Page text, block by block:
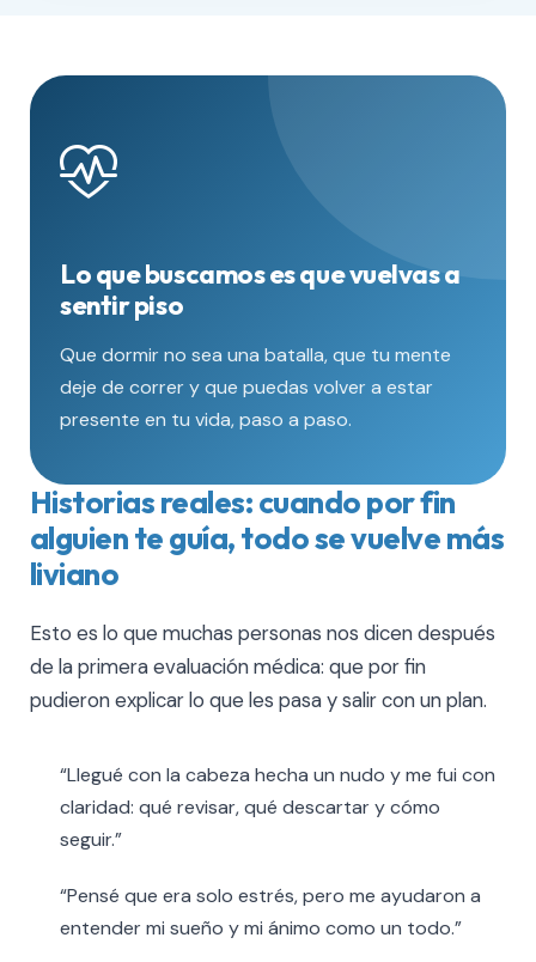
Lo que buscamos es que vuelvas a
sentir piso
Que dormir no sea una batalla, que tu mente
deje de correr y que puedas volver a estar
presente en tu vida, paso a paso.
Historias reales: cuando por fin
alguien te guía, todo se vuelve más
liviano
Esto es lo que muchas personas nos dicen después
de la primera evaluación médica: que por fin
pudieron explicar lo que les pasa y salir con un plan.
“Llegué con la cabeza hecha un nudo y me fui con
claridad: qué revisar, qué descartar y cómo
seguir.”
“Pensé que era solo estrés, pero me ayudaron a
entender mi sueño y mi ánimo como un todo.”